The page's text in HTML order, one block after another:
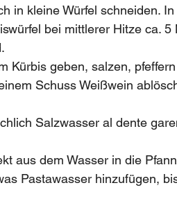
in kleine Würfel schneiden.
bei mittlerer Hitze ca. 5
Kürbis geben, salzen,
Schuss Weißwein
Salzwasser al dente
aus dem Wasser in die
Pastawasser hinzufügen,